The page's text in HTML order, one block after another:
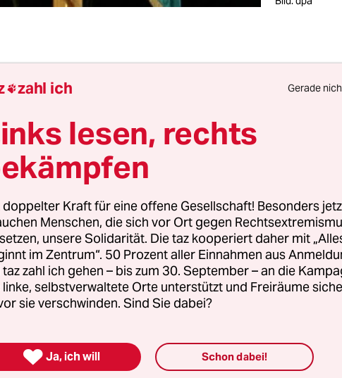
Köhler kaum noch zittern. In der
in gut sieben Monaten zur
Bayernwahl die absolute Mehrheit
sicher. Der erste Wahlkampf,
geführt hat, ist damit faktisch
wie manche glauben, von einem
zu einer überparteilichen Figur
vorbei?
zahl ich Gerade
lesen, rechts
doppelter Kraft für eine offene Gesellschaft! Besonders
Menschen, die sich vor Ort gegen
unsere Solidarität. Die taz kooperiert daher mit
im Zentrum“. 50 Prozent aller Einnahmen aus
taz zahl ich gehen – bis zum 30. September – an die
linke, selbstverwaltete Orte unterstützt und Freiräume
sie verschwinden. Sind Sie dabei?
 Ja, ich will Schon dabei!